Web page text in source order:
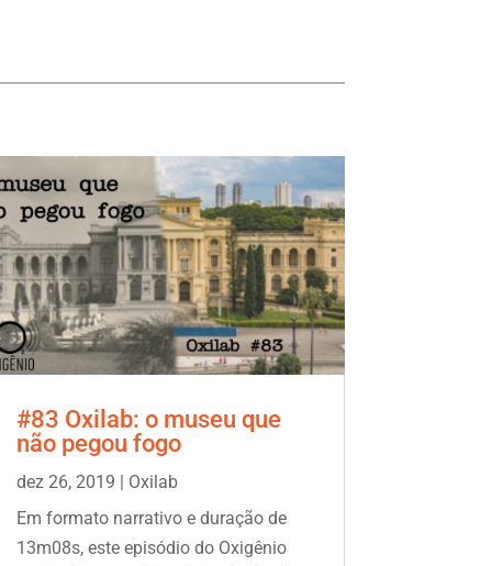
#83 Oxilab: o museu que
não pegou fogo
dez 26, 2019 | Oxilab
Em formato narrativo e duração de
13m08s, este episódio do Oxigênio